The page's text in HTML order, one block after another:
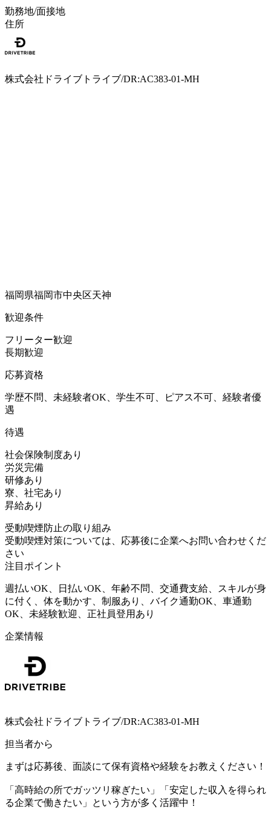
勤務地/面接地
住所
株式会社ドライブトライブ/DR:AC383-01-MH
福岡県福岡市中央区天神
歓迎条件
フリーター歓迎
長期歓迎
応募資格
学歴不問、未経験者OK、学生不可、ピアス不可、経験者優
遇
待遇
社会保険制度あり
労災完備
研修あり
寮、社宅あり
昇給あり
受動喫煙防止の取り組み
受動喫煙対策については、応募後に企業へお問い合わせくだ
さい
注目ポイント
週払いOK、日払いOK、年齢不問、交通費支給、スキルが身
に付く、体を動かす、制服あり、バイク通勤OK、車通勤
OK、未経験歓迎、正社員登用あり
企業情報
株式会社ドライブトライブ/DR:AC383-01-MH
担当者から
まずは応募後、面談にて保有資格や経験をお教えください！
「高時給の所でガッツリ稼ぎたい」「安定した収入を得られ
る企業で働きたい」という方が多く活躍中！